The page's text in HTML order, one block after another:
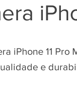
iPhone 11
e